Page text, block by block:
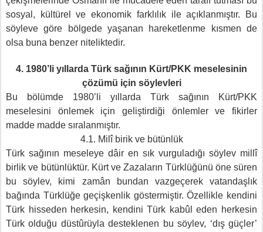
sosyal, kültürel ve ekonomik farklılık ile açıklanmıştır. Bu
söyleve göre bölgede yaşanan hareketlenme kısmen de
olsa buna benzer niteliktedir.
4. 1980’li yıllarda Türk sağının Kürt/PKK meselesinin
çözümü için söylevleri
Bu bölümde 1980’li yıllarda Türk sağının Kürt/PKK
meselesini önlemek için geliştirdiği önlemler ve fikirler
madde madde sıralanmıştır.
4.1. Milî birik ve bütünlük
Türk sağının meseleye dâir en sık vurguladığı söylev millî
birlik ve bütünlüktür. Kürt ve Zazaların Türklüğünü öne süren
bu söylev, kimi zamân bundan vazgeçerek vatandaşlık
bağında Türklüğe geçişkenlik göstermiştir. Özellikle kendini
Türk hisseden herkesin, kendini Türk kabûl eden herkesin
Türk olduğu düstûrüyla desteklenen bu söylev, ‘dış güçler’